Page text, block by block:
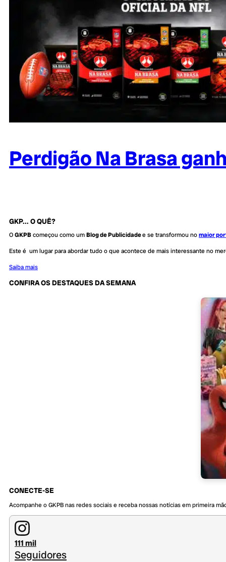
Perdigão Na Brasa
GKP... O QUÊ?
OGKPBcomeçou como umBlog de Publicidadee se transformou nomaior
Este é um lugar para abordar tudo o que acontece de mais interessante no
Saiba mais
CONFIRA OS DESTAQUES DA SEMANA
CONECTE-SE
Acompanhe o GKPB nas redes sociais e receba nossas notícias em primeira
111 mil
Seguidores